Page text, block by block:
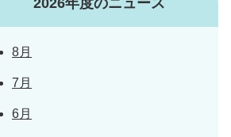
2026年度のニュース
8月
7月
6月